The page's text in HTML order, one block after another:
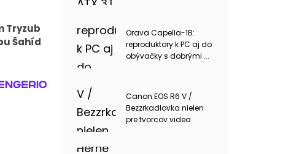
Tryzub
Šahíd
Orava Capella-1B:
reproduktory k PC aj do
obývačky s dobrými ...
Canon EOS R6 V /
Bezzrkadlovka nielen
pre tvorcov videa